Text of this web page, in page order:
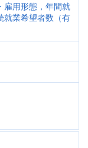
雇用形態，年間就
就業希望者数（有